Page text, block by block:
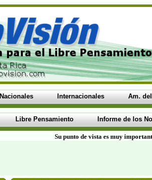
Nacionales Internacionales Am.
Libre Pensamiento Informe de los
Su punto de vista es muy